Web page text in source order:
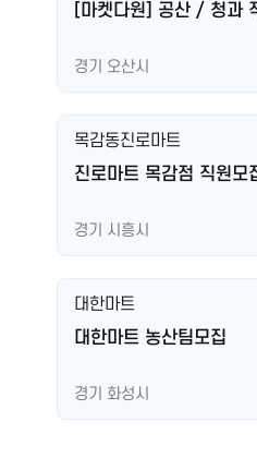
[마켓다원] 공산 / 청과
경기 오산시
목감동진로마트
진로마트 목감점 직원모
경기 시흥시
대한마트
대한마트 농산팀모집
경기 화성시